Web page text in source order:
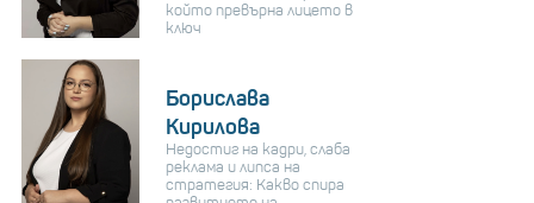
който превърна лицето в
ключ
Борислава
Кирилова
Недостиг на кадри, слаба
реклама и липса на
стратегия: Какво спира